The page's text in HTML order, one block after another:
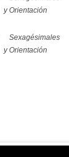
y Orientación
Sexagésimales
y Orientación